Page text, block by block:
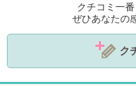
クチコミ一
ぜひあなたの
ク